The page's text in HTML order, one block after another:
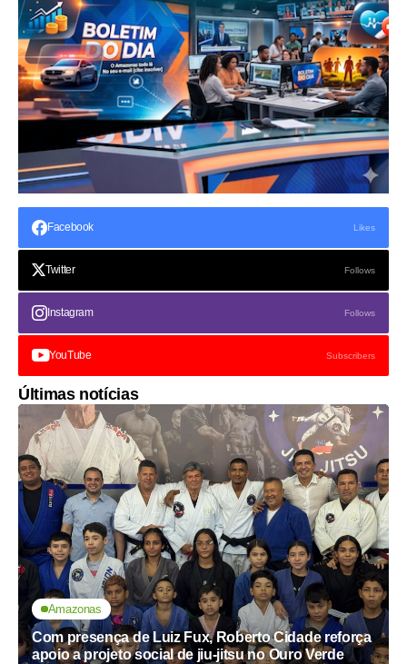
Facebook Likes
Twitter Follows
Instagram Follows
YouTube Subscribers
Últimas notícias
Amazonas
Com presença de Luiz Fux, Roberto Cidade reforça
apoio a projeto social de jiu-jitsu no Ouro Verde